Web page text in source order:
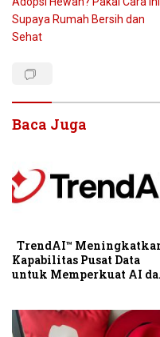
pos
Supaya Rumah Bersih dan
Sehat
Baca Juga
Kapabilitas Pusat Data
untuk Memperkuat AI dan